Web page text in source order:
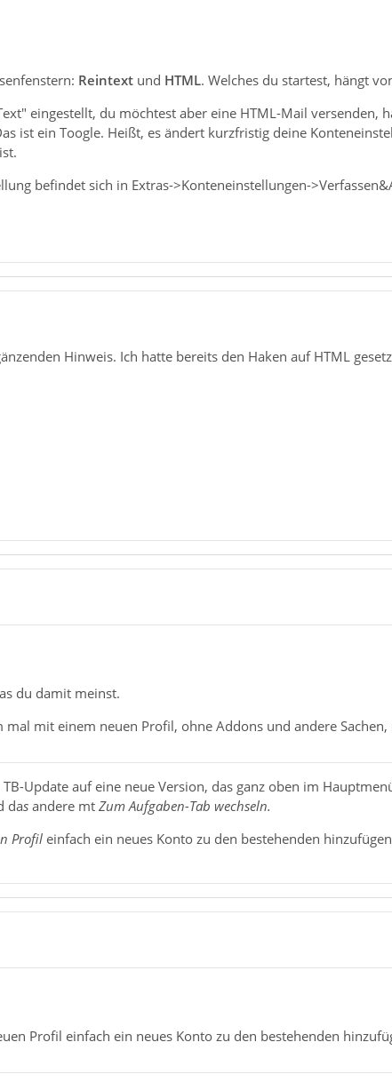
Reintext und HTML. Welches du startest, hängt
eingestellt, du möchtest aber eine HTML-Mail versenden,
ist ein Toogle. Heißt, es ändert kurzfristig deine
befindet sich in Extras->Konteneinstellungen-
Hinweis. Ich hatte bereits den Haken auf HTML
du damit meinst.
mal mit einem neuen Profil, ohne Addons und andere
Update auf eine neue Version, das ganz oben im
das andere mt Zum Aufgaben-Tab wechseln.
Profileinfach ein neues Konto zu den bestehenden
Profil einfach ein neues Konto zu den bestehenden